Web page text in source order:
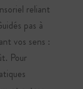
reliant
pas à
vos sens :
Pour